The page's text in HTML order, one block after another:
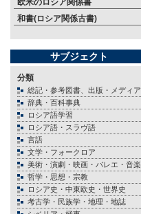
欧米のロシア関係書
和書(ロシア関係古書)
サブジェクト
分類
総記・参考図書、出版・メディア
辞典・百科事典
ロシア語学習
ロシア語・スラヴ語
言語
文学・フォークロア
美術・演劇・映画・バレエ・音楽
哲学・思想・宗教
ロシア史・中東欧史・世界史
考古学・民族学・地理・地誌